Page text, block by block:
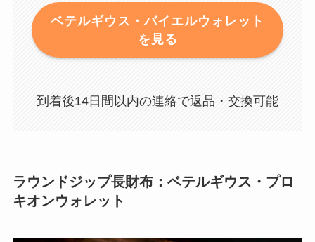
ベテルギウス・バイエルウォレット
を見る
到着後14日間以内の連絡で返品・交換可能
ラウンドジップ長財布：ベテルギウス・プロ
キオンウォレット